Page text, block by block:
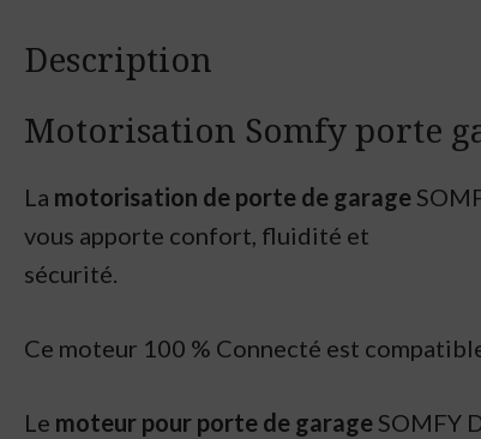
Description
Motorisation Somfy porte
La motorisation de porte de garage
vous apporte confort, fluidité et
sécurité.
Ce moteur 100 % Connecté est
Le moteur pour porte de garage SOMFY